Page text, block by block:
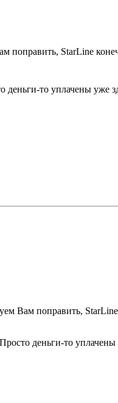
поправить, StarLine
то уплачены уже
Вам поправить,
деньги-то